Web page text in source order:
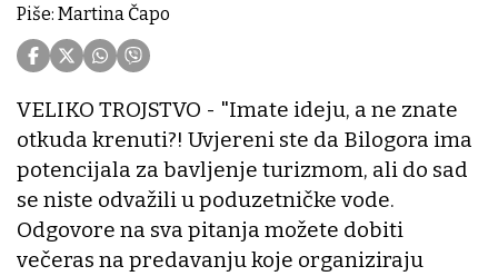
Piše: Martina Čapo
VELIKO TROJSTVO - "Imate ideju, a ne znate
otkuda krenuti?! Uvjereni ste da Bilogora ima
potencijala za bavljenje turizmom, ali do sad
se niste odvažili u poduzetničke vode.
Odgovore na sva pitanja možete dobiti
večeras na predavanju koje organiziraju